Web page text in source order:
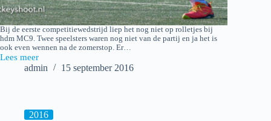
Bij de eerste competitiewedstrijd liep het nog niet op rolletjes bij
hdm MC9. Twee speelsters waren nog niet van de partij en ja het is
ook even wennen na de zomerstop. Er…
Lees meer
2016-
admin 15 september 2016
2016